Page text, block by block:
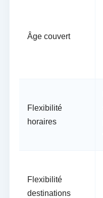
Âge couvert
Flexibilité
horaires
Flexibilité
destinations